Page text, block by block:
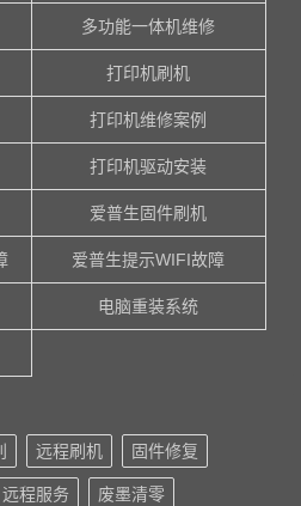
多功能一体机维修
打印机刷机
打印机维修案例
打印机驱动安装
爱普生固件刷机
爱普生提示WIFI故障
电脑重装系统
远程刷机 固件修复
远程服务 废墨清零